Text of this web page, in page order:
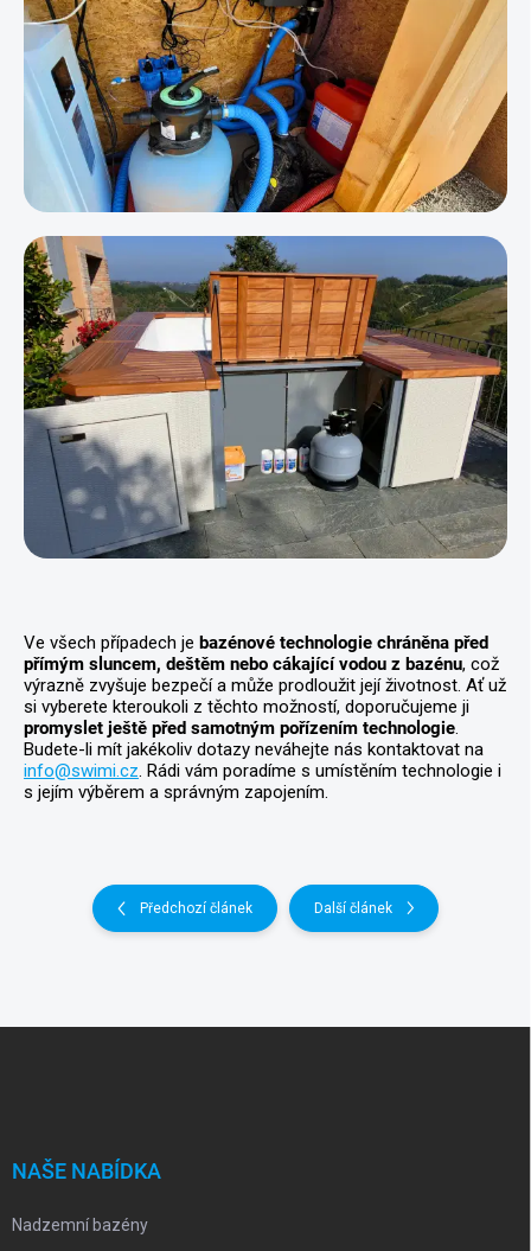
Ve všech případech je bazénové technologie chráněna před
přímým sluncem, deštěm nebo cákající vodou z bazénu, což
výrazně zvyšuje bezpečí a může prodloužit její životnost. Ať už
si vyberete kteroukoli z těchto možností, doporučujeme ji
promyslet ještě před samotným pořízením technologie.
Budete-li mít jakékoliv dotazy neváhejte nás kontaktovat na
info@swimi.cz. Rádi vám poradíme s umístěním technologie i
s jejím výběrem a správným zapojením.
Předchozí článek Další článek
NAŠE NABÍDKA
Nadzemní bazény